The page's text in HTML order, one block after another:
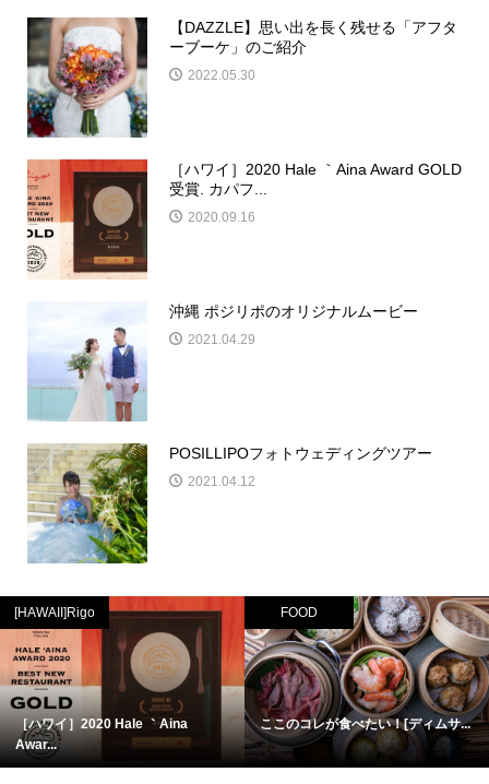
【DAZZLE】思い出を長く残せる「アフタ
ーブーケ」のご紹介
2022.05.30
［ハワイ］2020 Hale ｀Aina Award GOLD
受賞. カパフ...
2020.09.16
沖縄 ポジリポのオリジナルムービー
2021.04.29
POSILLIPOフォトウェディングツアー
2021.04.12
[HAWAII]Rigo
［ハワイ］2020 Hale ｀Aina
Awar...
FOOD
ここのコレが食べたい！[ディムサ...